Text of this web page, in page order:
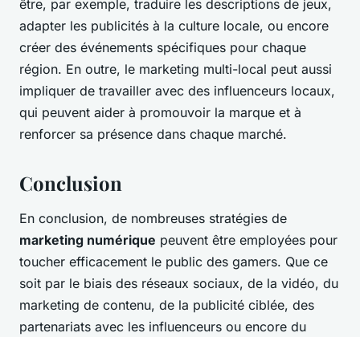
être, par exemple, traduire les descriptions de jeux,
adapter les publicités à la culture locale, ou encore
créer des événements spécifiques pour chaque
région. En outre, le marketing multi-local peut aussi
impliquer de travailler avec des influenceurs locaux,
qui peuvent aider à promouvoir la marque et à
renforcer sa présence dans chaque marché.
Conclusion
En conclusion, de nombreuses stratégies de
marketing numérique peuvent être employées pour
toucher efficacement le public des gamers. Que ce
soit par le biais des réseaux sociaux, de la vidéo, du
marketing de contenu, de la publicité ciblée, des
partenariats avec les influenceurs ou encore du